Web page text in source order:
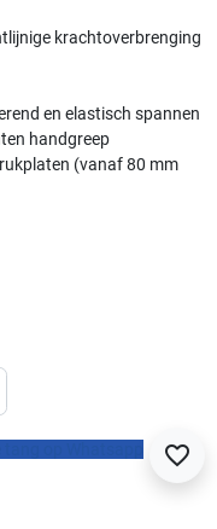
krachtoverbrenging
en elastisch spannen
handgreep
(vanaf 80 mm
favorite_border